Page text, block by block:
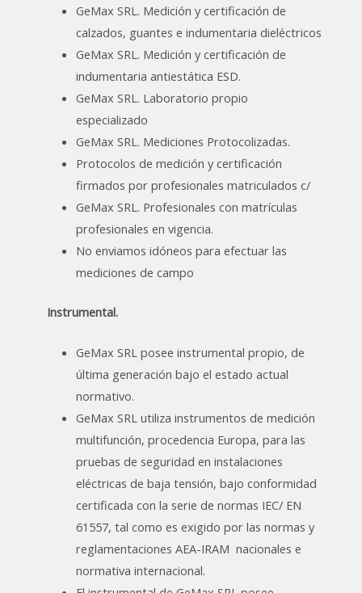
GeMax SRL. Medición y certificación de
calzados, guantes e indumentaria dieléctricos
GeMax SRL. Medición y certificación de
indumentaria antiestática ESD.
GeMax SRL. Laboratorio propio
especializado
GeMax SRL. Mediciones Protocolizadas.
Protocolos de medición y certificación
firmados por profesionales matriculados c/
GeMax SRL. Profesionales con matrículas
profesionales en vigencia.
No enviamos idóneos para efectuar las
mediciones de campo
Instrumental.
GeMax SRL posee instrumental propio, de
última generación bajo el estado actual
normativo.
GeMax SRL utiliza instrumentos de medición
multifunción, procedencia Europa, para las
pruebas de seguridad en instalaciones
eléctricas de baja tensión, bajo conformidad
certificada con la serie de normas IEC/ EN
61557, tal como es exigido por las normas y
reglamentaciones AEA-IRAM nacionales e
normativa internacional.